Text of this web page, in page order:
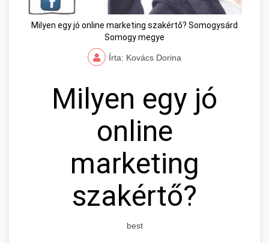
Milyen egy jó online marketing szakértő? Somogysárd
Somogy megye
Írta: Kovács Dorina
Milyen egy jó
online
marketing
szakértő?
best